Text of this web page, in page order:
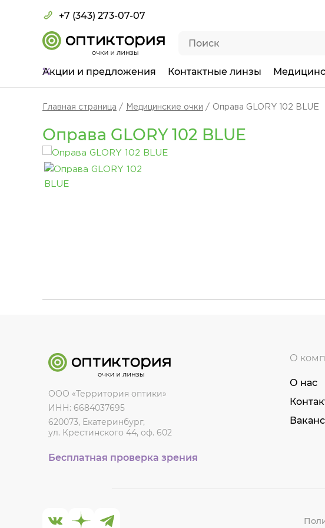
+7 (343) 273-07-07
Акции и предложения Контактные линзы
Главная страница Медицинские очки Оправа GLORY 102 BLUE
Оправа GLORY 102 BLUE
ООО «Территория оптики»
ИНН: 6684037695
620073, Екатеринбург,
ул. Крестинского 44, оф. 602
Бесплатная проверка зрения
О
О нас